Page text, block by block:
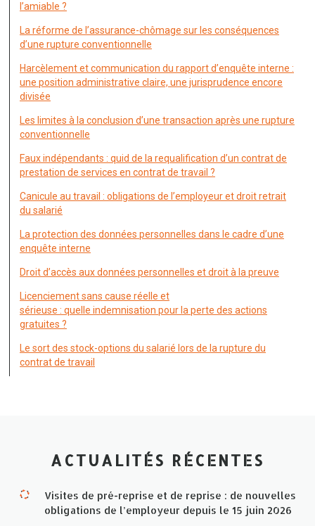
l’amiable ?
La réforme de l’assurance-chômage sur les conséquences
d’une rupture conventionnelle
Harcèlement et communication du rapport d’enquête interne :
une position administrative claire, une jurisprudence encore
divisée
Les limites à la conclusion d’une transaction après une rupture
conventionnelle
Faux indépendants : quid de la requalification d’un contrat de
prestation de services en contrat de travail ?
Canicule au travail : obligations de l’employeur et droit retrait
du salarié
La protection des données personnelles dans le cadre d’une
enquête interne
Droit d’accès aux données personnelles et droit à la preuve
Licenciement sans cause réelle et
sérieuse : quelle indemnisation pour la perte des actions
gratuites ?
Le sort des stock-options du salarié lors de la rupture du
contrat de travail
ACTUALITÉS RÉCENTES
Visites de pré-reprise et de reprise : de nouvelles
obligations de l’employeur depuis le 15 juin 2026